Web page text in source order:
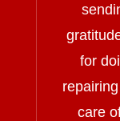
for
care